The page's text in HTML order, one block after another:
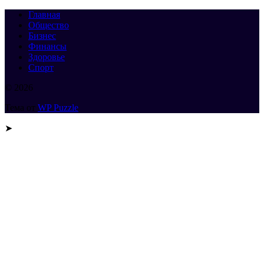
Главная
Общество
Бизнес
Финансы
Здоровье
Спорт
© 2026
Тема от WP Puzzle
➤